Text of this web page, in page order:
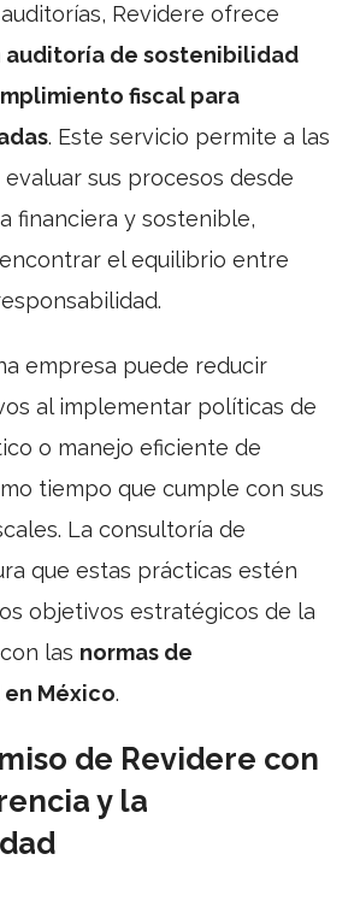
Revidere ofrece
auditoría de sostenibilidad
fiscal para
. Este servicio permite a las
sus procesos desde
financiera y sostenible,
el equilibrio entre
empresa puede reducir
al implementar políticas de
o manejo eficiente de
tiempo que cumple con sus
La consultoría de
que estas prácticas estén
objetivos estratégicos de la
las normas de
México.
de Revidere con
y la